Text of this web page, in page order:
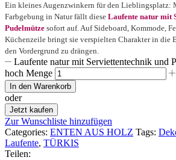
Ein kleines Augenzwinkern für den Lieblingsplatz:
Farbgebung in Natur fällt diese Laufente natur mit
Pudelmütze sofort auf. Auf Sideboard, Kommode,
Küchenzeile bringt sie verspielten Charakter in die
den Vordergrund zu drängen.
Laufente natur mit Serviettentechnik und
hoch Menge
In den Warenkorb
oder
Jetzt kaufen
Zur Wunschliste hinzufügen
Categories: ENTEN AUS HOLZ Tags:
Laufente, TÜRKIS
Teilen: